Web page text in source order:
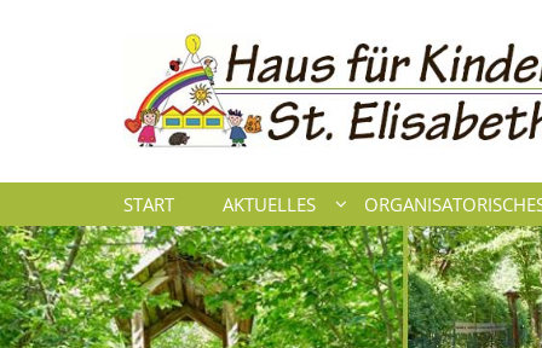
START AKTUELLES